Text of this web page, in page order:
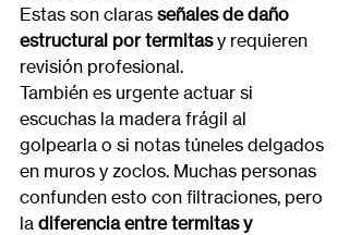
Estas son claras señales de daño
estructural por termitas y requieren
revisión profesional.
También es urgente actuar si
escuchas la madera frágil al
golpearla o si notas túneles delgados
en muros y zoclos. Muchas personas
confunden esto con filtraciones, pero
la diferencia entre termitas y